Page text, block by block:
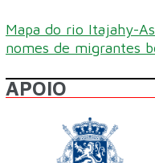
Mapa do rio Itajahy-
nomes de migrantes
APOIO